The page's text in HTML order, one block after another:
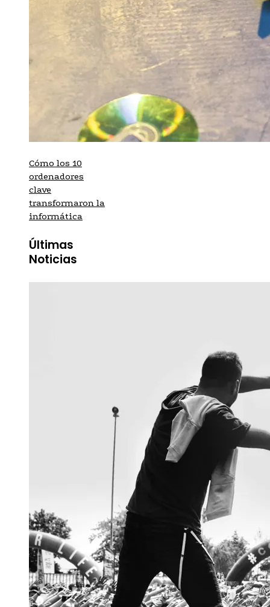
Cómo los 10
ordenadores
clave
transformaron la
informática
Últimas
Noticias